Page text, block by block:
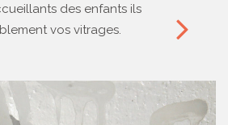
des enfants ils
vos vitrages.